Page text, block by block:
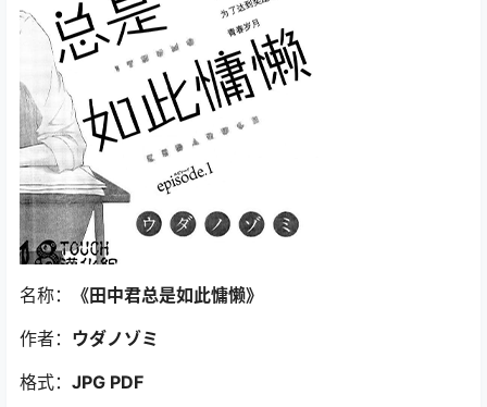
名称：
《田中君总是如此慵懒》
作者： ウダノゾミ
格式： JPG PDF